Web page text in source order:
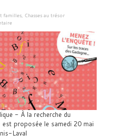
familles, Chasses au trésor
- À la recherche du
proposée le samedi 20 mai
Laval